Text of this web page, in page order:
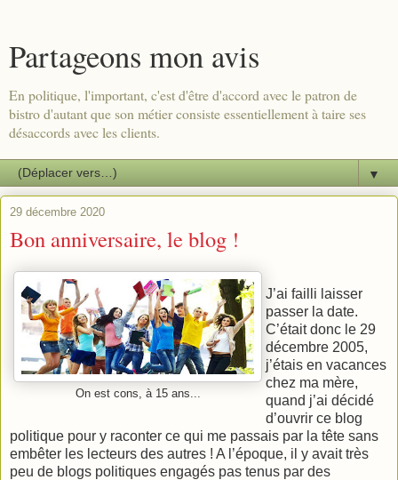
Partageons mon avis
En politique, l'important, c'est d'être d'accord avec le patron de
bistro d'autant que son métier consiste essentiellement à taire ses
désaccords avec les clients.
▼
29 décembre 2020
Bon anniversaire, le blog !
On est cons, à 15 ans...
J’ai failli laisser
passer la date.
C’était donc le 29
décembre 2005,
j’étais en vacances
chez ma mère,
quand j’ai décidé
d’ouvrir ce blog
politique pour y raconter ce qui me passais par la tête sans
embêter les lecteurs des autres ! A l’époque, il y avait très
peu de blogs politiques engagés pas tenus par des